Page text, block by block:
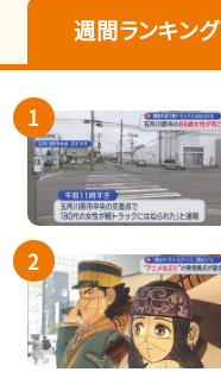
週間ランキング